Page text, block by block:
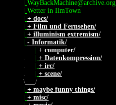
WayBackMachine@archive.org
Wetter in IlmTown
+ docs/
+ Film und Fernsehen/
+ illuminism extremism/
- Informatik/
.
.
.
.
+ computer/
+ Datenkompression/
+ irc/
+ scene/
\
/
+ maybe funny things/
+ misc/